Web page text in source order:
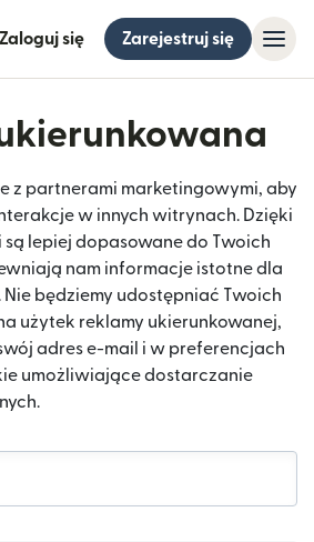
Zaloguj się Zarejestruj się
z partnerami marketingowymi, aby
w innych witrynach. Dzięki
są lepiej dopasowane do Twoich
nam informacje istotne dla
będziemy udostępniać Twoich
użytek reklamy ukierunkowanej,
adres e-mail i w preferencjach
umożliwiające dostarczanie